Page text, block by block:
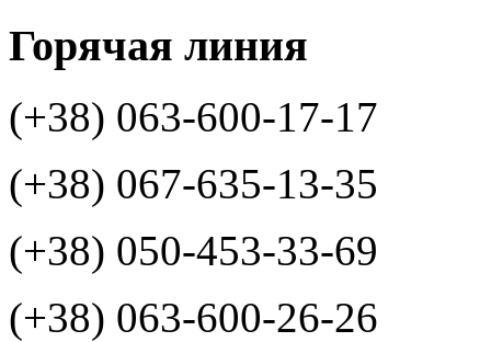
Горячая линия
(+38) 063-600-17-17
(+38) 067-635-13-35
(+38) 050-453-33-69
(+38) 063-600-26-26